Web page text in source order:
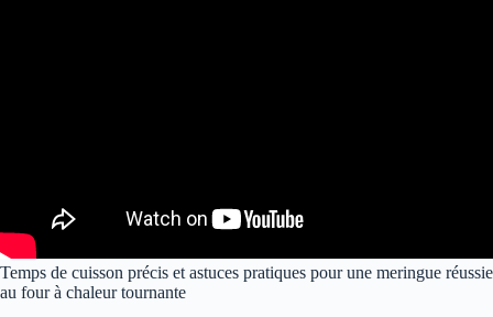
Temps de cuisson précis et astuces pratiques pour une meringue réussie
au four à chaleur tournante